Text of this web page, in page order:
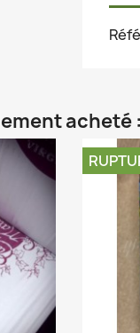
acheté :